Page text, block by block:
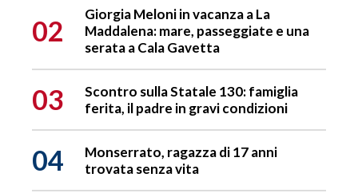
02
Giorgia Meloni in vacanza a La
Maddalena: mare, passeggiate e una
serata a Cala Gavetta
03
Scontro sulla Statale 130: famiglia
ferita, il padre in gravi condizioni
04
Monserrato, ragazza di 17 anni
trovata senza vita